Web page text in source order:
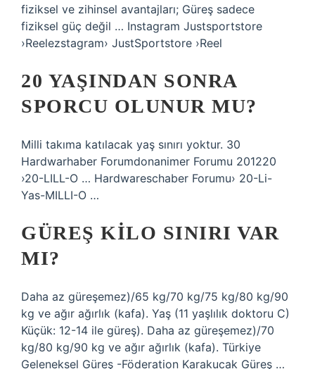
fiziksel ve zihinsel avantajları; Güreş sadece
fiziksel güç değil … Instagram Justsportstore
›Reelezstagram› JustSportstore ›Reel
20 YAŞINDAN SONRA
SPORCU OLUNUR MU?
Milli takıma katılacak yaş sınırı yoktur. 30
Hardwarhaber Forumdonanimer Forumu 201220
›20-LILL-O … Hardwareschaber Forumu› 20-Li-
Yas-MILLI-O …
GÜREŞ KILO SINIRI VAR
MI?
Daha az güreşemez)/65 kg/70 kg/75 kg/80 kg/90
kg ve ağır ağırlık (kafa). Yaş (11 yaşlılık doktoru C)
Küçük: 12-14 ile güreş). Daha az güreşemez)/70
kg/80 kg/90 kg ve ağır ağırlık (kafa). Türkiye
Geleneksel Güreş -Föderation Karakucak Güreş …